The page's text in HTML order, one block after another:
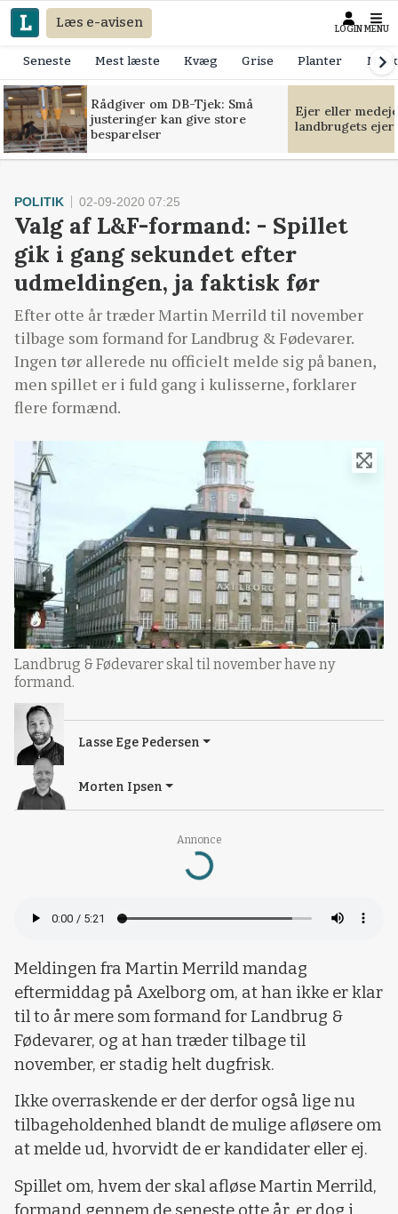
Læs e-avisen LOGIN MENU
Seneste Mest læste Kvæg Grise Planter
Rådgiver om DB-Tjek: Små
justeringer kan give store
besparelser
Ejer eller
landbrugets
Annonce
Loading...
POLITIK 02-09-2020 07:25
Valg af L&F-formand: - Spillet
gik i gang sekundet efter
udmeldingen, ja faktisk før
Efter otte år træder Martin Merrild til november
tilbage som formand for Landbrug & Fødevarer.
Ingen tør allerede nu officielt melde sig på banen,
men spillet er i fuld gang i kulisserne, forklarer
flere formænd.
Landbrug & Fødevarer skal til november have ny
formand.
Lasse Ege Pedersen
Morten Ipsen
Meldingen fra Martin Merrild mandag
eftermiddag på Axelborg om, at han ikke er klar
til to år mere som formand for Landbrug &
Fødevarer, og at han træder tilbage til
november, er stadig helt dugfrisk.
Ikke overraskende er der derfor også lige nu
tilbageholdenhed blandt de mulige afløsere om
at melde ud, hvorvidt de er kandidater eller ej.
Spillet om, hvem der skal afløse Martin Merrild,